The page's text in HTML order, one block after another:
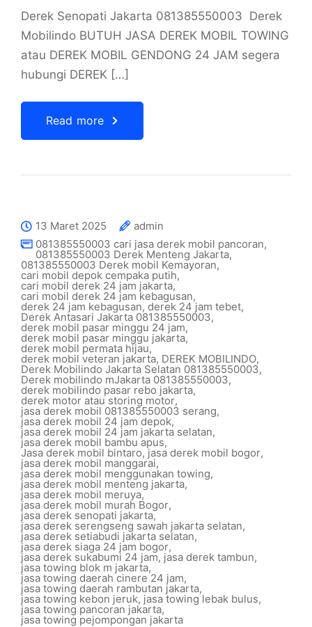
Derek Senopati Jakarta 081385550003 Derek
Mobilindo BUTUH JASA DEREK MOBIL TOWING
atau DEREK MOBIL GENDONG 24 JAM segera
hubungi DEREK […]
Read more
13 Maret 2025
admin
081385550003 cari jasa derek mobil pancoran,
081385550003 Derek Menteng Jakarta,
081385550003 Derek mobil Kemayoran,
cari mobil depok cempaka putih,
cari mobil derek 24 jam jakarta,
cari mobil derek 24 jam kebagusan,
derek 24 jam kebagusan, derek 24 jam tebet,
Derek Antasari Jakarta 081385550003,
derek mobil pasar minggu 24 jam,
derek mobil pasar minggu jakarta,
derek mobil permata hijau,
derek mobil veteran jakarta, DEREK MOBILINDO,
Derek Mobilindo Jakarta Selatan 081385550003,
Derek mobilindo mJakarta 081385550003,
derek mobilindo pasar rebo jakarta,
derek motor atau storing motor,
jasa derek mobil 081385550003 serang,
jasa derek mobil 24 jam depok,
jasa derek mobil 24 jam jakarta selatan,
jasa derek mobil bambu apus,
Jasa derek mobil bintaro,jasa derek mobil bogor,
jasa derek mobil manggarai,
jasa derek mobil menggunakan towing,
jasa derek mobil menteng jakarta,
jasa derek mobil meruya,
jasa derek mobil murah Bogor,
jasa derek senopati jakarta,
jasa derek serengseng sawah jakarta selatan,
jasa derek setiabudi jakarta selatan,
jasa derek siaga 24 jam bogor,
jasa derek sukabumi 24 jam, jasa derek tambun,
jasa towing blok m jakarta,
jasa towing daerah cinere 24 jam,
jasa towing daerah rambutan jakarta,
jasa towing kebon jeruk, jasa towing lebak bulus,
jasa towing pancoran jakarta,
jasa towing pejompongan jakarta